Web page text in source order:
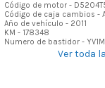
Código de motor -
Código de caja cambios -
Año de vehículo - 2011
KM - 178348
Numero de bastidor -
Ver toda